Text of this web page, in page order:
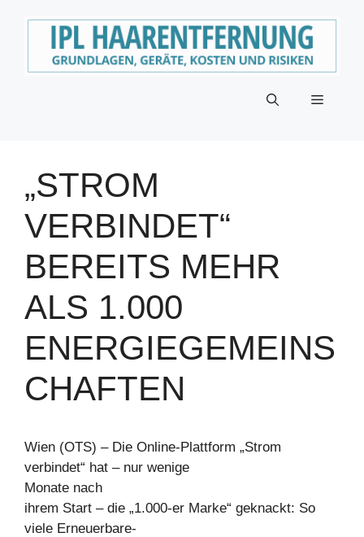
Menü
„STROM
VERBINDET“
BEREITS MEHR
ALS 1.000
ENERGIEGEMEINS
CHAFTEN
Wien (OTS) – Die Online-Plattform „Strom
verbindet“ hat – nur wenige
Monate nach
ihrem Start – die „1.000-er Marke“ geknackt: So
viele Erneuerbare-